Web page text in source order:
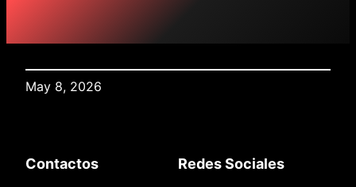
May 8, 2026
Contactos Redes Sociales